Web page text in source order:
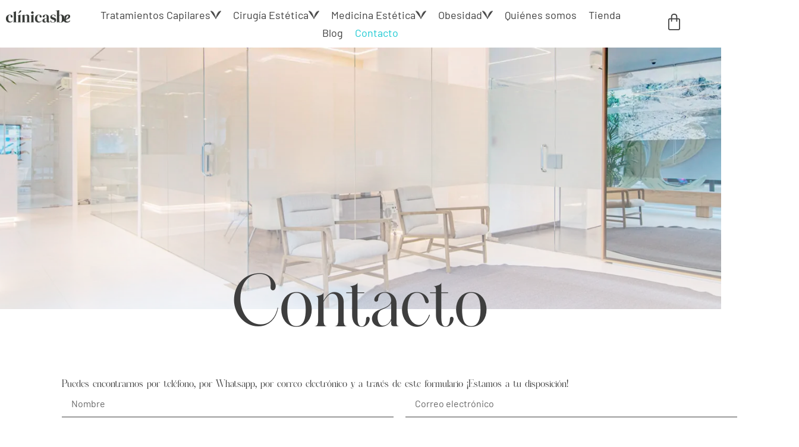
Tratamientos Capilares Cirugía Estética Medicina Estética Obesidad Quiénes somos
Tienda
Blog
Contacto
Contacto
Puedes encontrarnos por teléfono, por Whatsapp, por correo electrónico y a través de este formulario ¡Estamos a tu disposición!